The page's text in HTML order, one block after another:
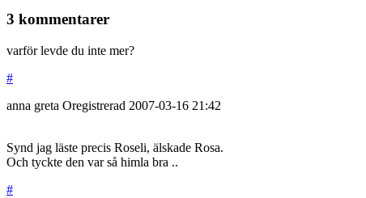
3 kommentarer
varför levde du inte mer?
#
anna greta Oregistrerad 2007-03-16 21:42
Synd jag läste precis Roseli, älskade Rosa.
Och tyckte den var så himla bra ..
#